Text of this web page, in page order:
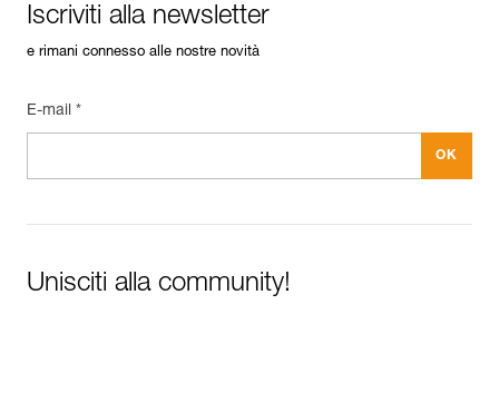
Iscriviti alla newsletter
e rimani connesso alle nostre novità
E-mail *
Unisciti alla community!